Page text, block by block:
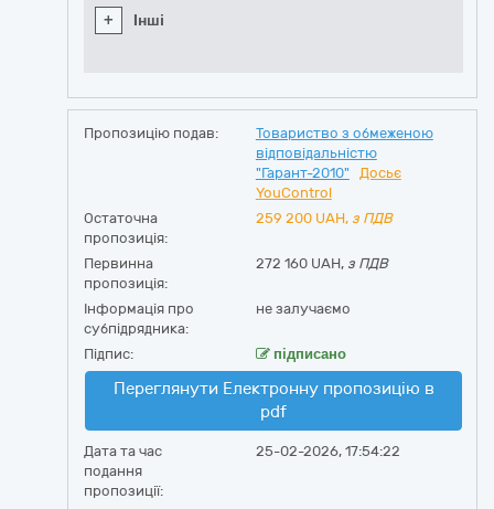
+ Інші
Пропозицію подав:
Товариство з обмеженою
відповідальністю
"Гарант-2010"
Досьє
YouControl
Остаточна
пропозиція:
259 200 UAH, з ПДВ
Первинна
пропозиція:
272 160 UAH, з ПДВ
Інформація про
субпідрядника:
не залучаємо
Підпис: підписано
Переглянути Електронну пропозицію в
pdf
Дата та час
подання
пропозиції:
25-02-2026, 17:54:22